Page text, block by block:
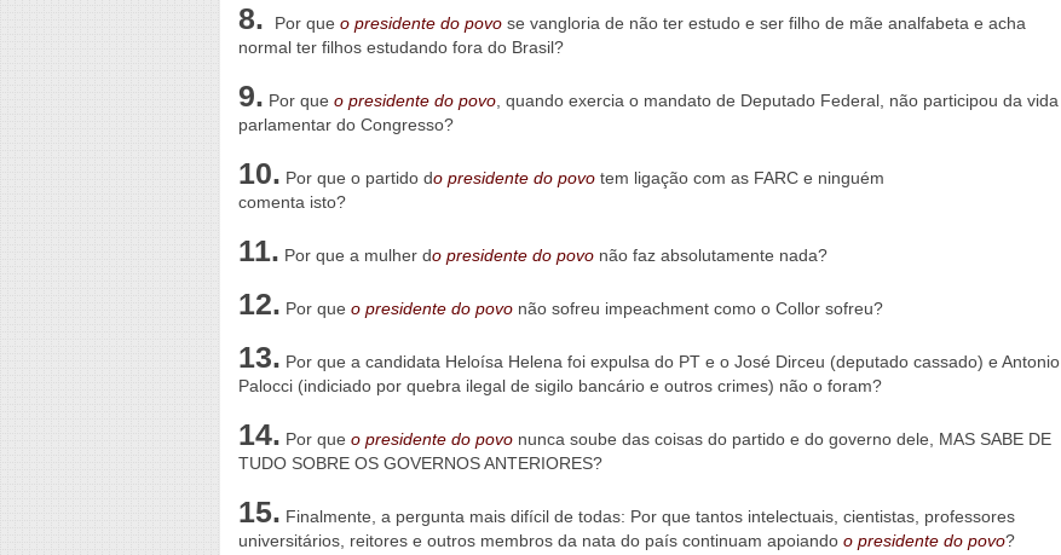
8. Por que o presidente do povo se vangloria de não ter estudo e ser filho de mãe analfabeta e acha
normal ter filhos estudando fora do Brasil?
9. Por que o presidente do povo, quando exercia o mandato de Deputado Federal, não participou da vida
parlamentar do Congresso?
10. Por que o partido do presidente do povo tem ligação com as FARC e ninguém
comenta isto?
11. Por que a mulher do presidente do povo não faz absolutamente nada?
12. Por que o presidente do povo não sofreu impeachment como o Collor sofreu?
13. Por que a candidata Heloísa Helena foi expulsa do PT e o José Dirceu (deputado cassado) e Antonio
Palocci (indiciado por quebra ilegal de sigilo bancário e outros crimes) não o foram?
14. Por que o presidente do povo nunca soube das coisas do partido e do governo dele, MAS SABE DE
TUDO SOBRE OS GOVERNOS ANTERIORES?
15. Finalmente, a pergunta mais difícil de todas: Por que tantos intelectuais, cientistas, professores
universitários, reitores e outros membros da nata do país continuam apoiando o presidente do povo?